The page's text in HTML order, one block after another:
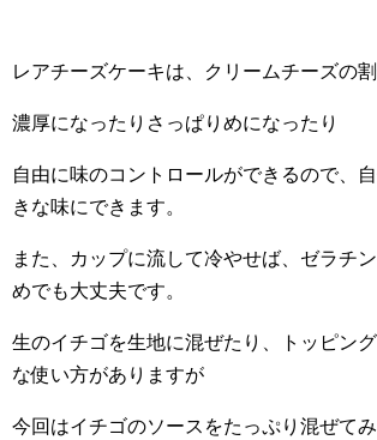
レアチーズケーキは、クリームチーズの
濃厚になったりさっぱりめになったり
自由に味のコントロールができるので、
きな味にできます。
また、カップに流して冷やせば、ゼラチ
めでも大丈夫です。
生のイチゴを生地に混ぜたり、トッピン
な使い方がありますが
今回はイチゴのソースをたっぷり混ぜてみ